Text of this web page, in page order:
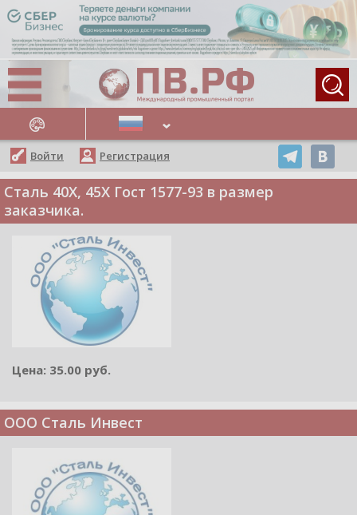
НОВОСТИ
Войти Регистрация
Сталь 40Х, 45Х Гост 1577-93 в размер
заказчика.
Цена: 35.00 руб.
ООО Сталь Инвест